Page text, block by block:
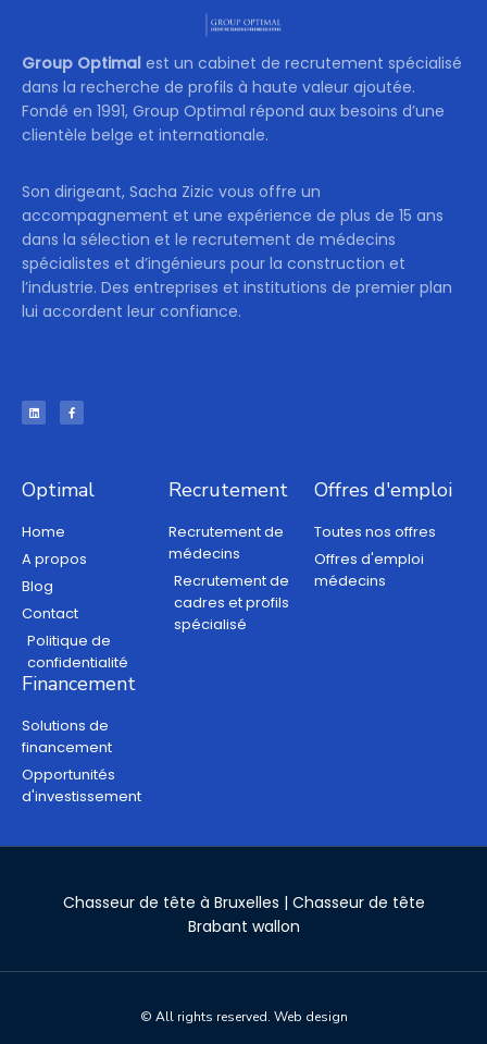
Group Optimal est un cabinet de recrutement spécialisé
dans la recherche de profils à haute valeur ajoutée.
Fondé en 1991, Group Optimal répond aux besoins d’une
clientèle belge et internationale.
Son dirigeant, Sacha Zizic vous offre un
accompagnement et une expérience de plus de 15 ans
dans la sélection et le recrutement de médecins
spécialistes et d’ingénieurs pour la construction et
l’industrie. Des entreprises et institutions de premier plan
lui accordent leur confiance.
Optimal
Home
A propos
Blog
Contact
Politique de
confidentialité
Recrutement
Recrutement de
médecins
Recrutement de
cadres et profils
spécialisé
Offres d'emploi
Toutes nos offres
Offres d'emploi
médecins
Financement
Solutions de
financement
Opportunités
d'investissement
Chasseur de tête à Bruxelles | Chasseur de tête
Brabant wallon
© All rights reserved. Web design